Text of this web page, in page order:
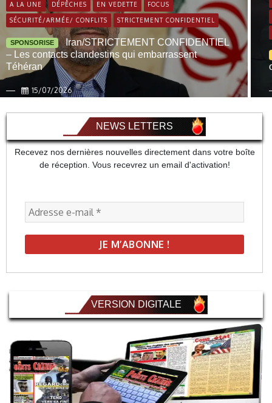
A LA UNE DÉPÊCHES EN VEDETTE FOCUS
SÉCURITÉ/ARMÉE/ CONFLITS STRICTEMENT CONFIDENTIEL
SPONSORISE
Iran/STRICTEMENT CONFIDENTIEL
– Les contacts clandestins qui embarrassent
Téhéran
15/07/2026
NEWS LETTERS
Recevez nos dernières nouvelles directement dans votre boîte
de réception. Vous recevrez un email d'activation!
VERSION DIGITALE